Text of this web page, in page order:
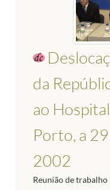
da
ao
Porto, a
2002
Reunião de